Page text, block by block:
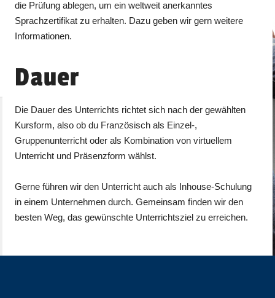
die Prüfung ablegen, um ein weltweit anerkanntes
Sprachzertifikat zu erhalten. Dazu geben wir gern weitere
Informationen.
Dauer
Die Dauer des Unterrichts richtet sich nach der gewählten
Kursform, also ob du Französisch als Einzel-,
Gruppenunterricht oder als Kombination von virtuellem
Unterricht und Präsenzform wählst.
Gerne führen wir den Unterricht auch als Inhouse-Schulung
in einem Unternehmen durch. Gemeinsam finden wir den
besten Weg, das gewünschte Unterrichtsziel zu erreichen.